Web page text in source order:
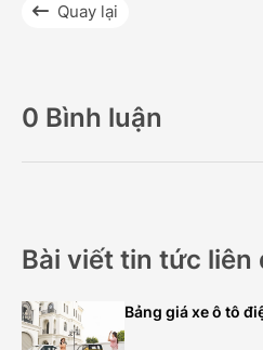
Quay lại
0 Bình luận
Bài viết tin tức liên
Bảng giá xe ô tô